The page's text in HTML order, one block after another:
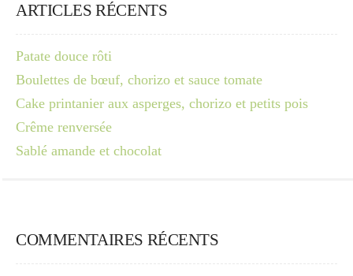
ARTICLES RÉCENTS
Patate douce rôti
Boulettes de bœuf, chorizo et sauce tomate
Cake printanier aux asperges, chorizo et petits pois
Crême renversée
Sablé amande et chocolat
COMMENTAIRES RÉCENTS